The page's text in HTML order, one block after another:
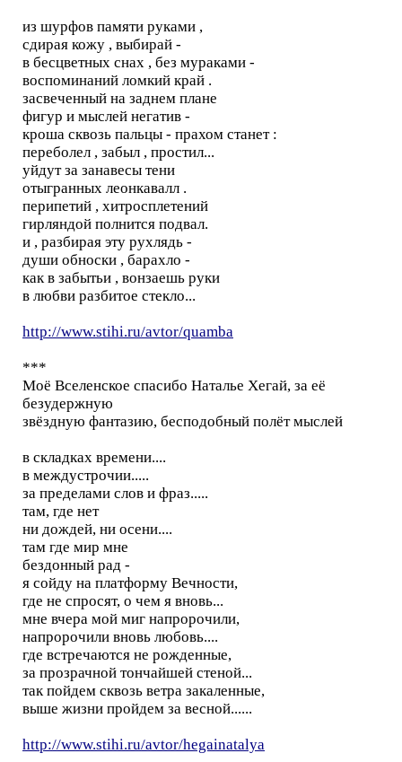
из шурфов памяти руками ,
сдирая кожу , выбирай -
в бесцветных снах , без мураками -
воспоминаний ломкий край .
засвеченный на заднем плане
фигур и мыслей негатив -
кроша сквозь пальцы - прахом станет :
переболел , забыл , простил...
уйдут за занавесы тени
отыгранных леонкавалл .
перипетий , хитросплетений
гирляндой полнится подвал.
и , разбирая эту рухлядь -
души обноски , барахло -
как в забытьи , вонзаешь руки
в любви разбитое стекло...
http://www.stihi.ru/avtor/quamba
***
Моё Вселенское спасибо Наталье Хегай, за её
безудержную
звёздную фантазию, бесподобный полёт мыслей
в складках времени....
в междустрочии.....
за пределами слов и фраз.....
там, где нет
ни дождей, ни осени....
там где мир мне
бездонный рад -
я сойду на платформу Вечности,
где не спросят, о чем я вновь...
мне вчера мой миг напророчили,
напророчили вновь любовь....
где встречаются не рожденные,
за прозрачной тончайшей стеной...
так пойдем сквозь ветра закаленные,
выше жизни пройдем за весной......
http://www.stihi.ru/avtor/hegainatalya